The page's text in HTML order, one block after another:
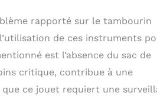
rapporté sur le tambourin
de ces instruments
est l’absence du sac de
critique, contribue à une
ce jouet requiert une